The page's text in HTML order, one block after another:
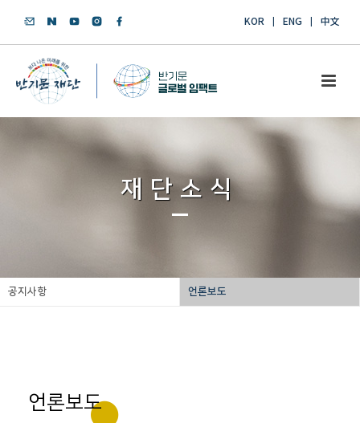
KOR ENG 中文
재단소식
공지사항 언론보도
언론보도